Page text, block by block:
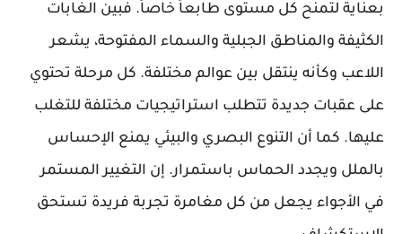
بعناية لتمنح كل مستوى طابعاً خاصاً. فبين الغابات
الكثيفة والمناطق الجبلية والسماء المفتوحة، يشعر
اللاعب وكأنه ينتقل بين عوالم مختلفة. كل مرحلة تحتوي
على عقبات جديدة تتطلب استراتيجيات مختلفة للتغلب
عليها. كما أن التنوع البصري والبيئي يمنع الإحساس
بالملل ويجدد الحماس باستمرار. إن التغيير المستمر
في الأجواء يجعل من كل مغامرة تجربة فريدة تستحق